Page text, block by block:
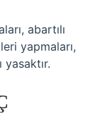
abartılı
yapmaları,
yasaktır.